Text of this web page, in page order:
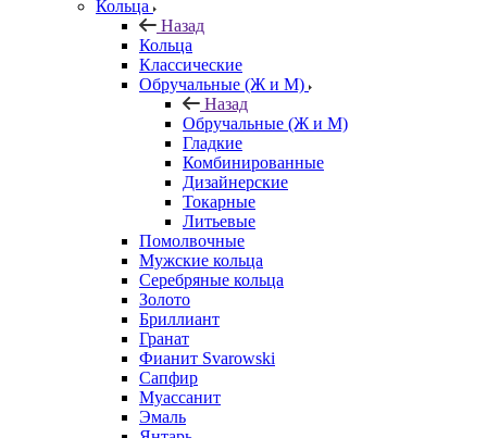
Кольца
Назад
Кольца
Классические
Обручальные (Ж и М)
Назад
Обручальные (Ж и М)
Гладкие
Комбинированные
Дизайнерские
Токарные
Литьевые
Помолвочные
Мужские кольца
Серебряные кольца
Золото
Бриллиант
Гранат
Фианит Svarowski
Сапфир
Муассанит
Эмаль